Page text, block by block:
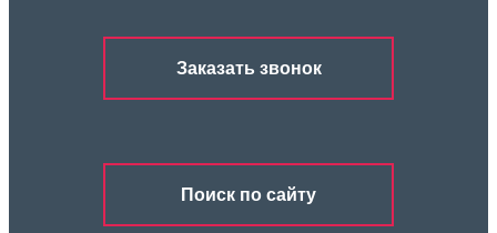
Заказать звонок
Поиск по сайту